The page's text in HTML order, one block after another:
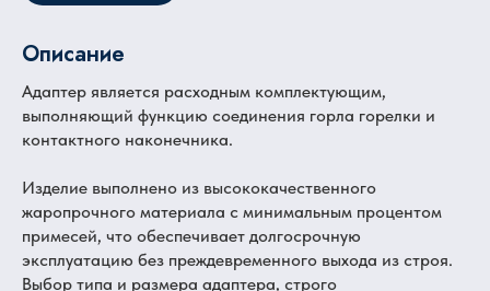
Описание
Адаптер является расходным комплектующим,
выполняющий функцию соединения горла горелки и
контактного наконечника.
Изделие выполнено из высококачественного
жаропрочного материала с минимальным процентом
примесей, что обеспечивает долгосрочную
эксплуатацию без преждевременного выхода из строя.
Выбор типа и размера адаптера, строго